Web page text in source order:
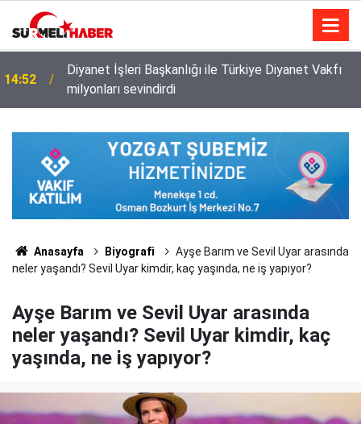
14:52
Diyanet İşleri Başkanlığı ile Türkiye Diyanet Vakfı
milyonları sevindirdi
Anasayfa Biyografi
Ayşe Barım ve Sevil Uyar arasında
neler yaşandı? Sevil Uyar kimdir, kaç yaşında, ne iş yapıyor?
Ayşe Barım ve Sevil Uyar arasında
neler yaşandı? Sevil Uyar kimdir, kaç
yaşında, ne iş yapıyor?